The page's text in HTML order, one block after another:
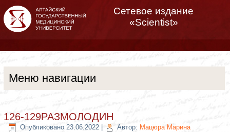
Сетевое издание
«Scientist»
Меню навигации
126-129РАЗМОЛОДИН
Опубликовано 23.06.2022 Автор: Мацюра Марина